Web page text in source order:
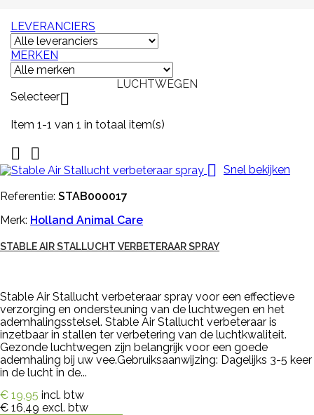
LEVERANCIERS
MERKEN
LUCHTWEGEN
Selecteer
Item 1-1 van 1 in totaal item(s)


 Snel bekijken
Referentie: STAB000017
Merk: Holland Animal Care
STABLE AIR STALLUCHT VERBETERAAR SPRAY
Stable Air Stallucht verbeteraar spray voor een effectieve
verzorging en ondersteuning van de luchtwegen en het
ademhalingsstelsel. Stable Air Stallucht verbeteraar is
inzetbaar in stallen ter verbetering van de luchtkwaliteit.
Gezonde luchtwegen zijn belangrijk voor een goede
ademhaling bij uw vee.Gebruiksaanwijzing: Dagelijks 3-5 keer
in de lucht in de...
€ 19,95 incl. btw
€ 16,49 excl. btw